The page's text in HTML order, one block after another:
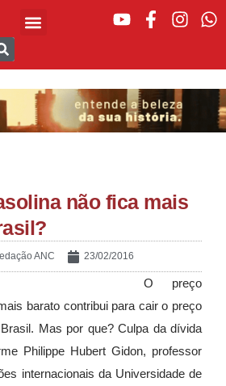
não fica mais
ANC 23/02/2016
O preço
barato contribui para cair o preço
Mas por que? Culpa da dívida
Philippe Hubert Gidon, professor
internacionais da Universidade de